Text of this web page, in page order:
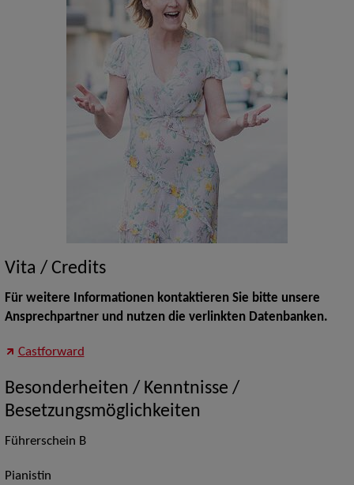
Vita / Credits
Für weitere Informationen kontaktieren Sie bitte unsere
Ansprechpartner und nutzen die verlinkten Datenbanken.
Castforward
Besonderheiten / Kenntnisse /
Besetzungsmöglichkeiten
Führerschein B
Pianistin